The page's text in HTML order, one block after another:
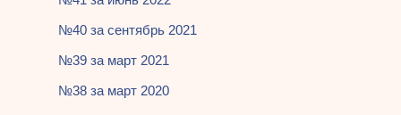
№40 за сентябрь 2021
№39 за март 2021
№38 за март 2020